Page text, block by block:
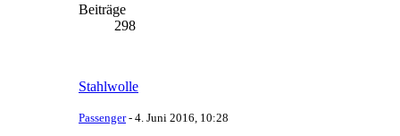
Beiträge
298
Stahlwolle
Passenger- 4. Juni 2016, 10:28